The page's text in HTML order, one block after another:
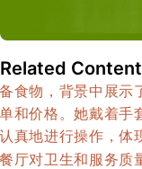
Related Content